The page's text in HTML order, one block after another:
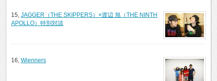
15, JAGGER（THE SKIPPERS）×渡辺 旭（THE NINTH
APOLLO）特別対談
16, Wienners